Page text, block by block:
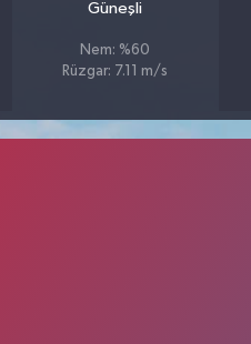
Güneşli
Nem: %60
Rüzgar: 7.11 m/s